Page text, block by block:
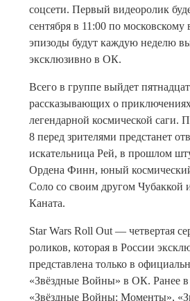
соцсети. Первый видеоролик
сентября в 11:00 по московскому
эпизоды будут каждую неделю
эксклюзивно в ОК.
Всего в группе выйдет
рассказывающих о
легендарной космической саги.
8 перед зрителями предстанет
искательница Рей, в прошлом
Ордена Финн, юный
Соло со своим другом Чубаккой
Каната.
Star Wars Roll Out — четвертая
роликов, которая в России
представлена только в
«Звёздные Войны» в ОК. Ранее
«Звёздные Войны: Моменты»,